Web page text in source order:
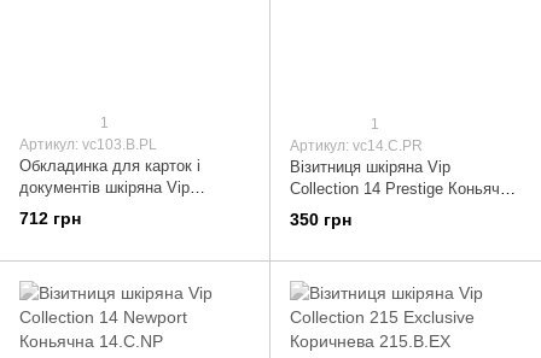
1
Артикул: vc103.B.PL
Обкладинка для карток і
документів шкіряна Vip
Collection 103 Patinum
Корічневийя 103.B.PL
712 грн
1
Артикул: vc14.C.PR
Візитниця шкіряна Vip
Collection 14 Prestige Коньячна
14.C.PR
350 грн